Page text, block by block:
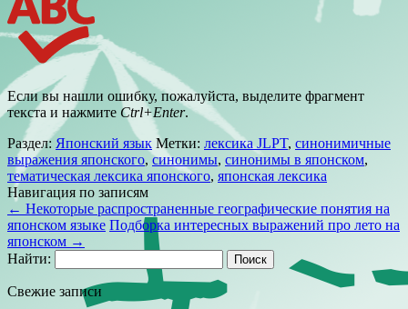
Если вы нашли ошибку, пожалуйста, выделите фрагмент
текста и нажмите Ctrl+Enter.
Раздел: Японский язык Метки: лексика JLPT, синонимичные
выражения японского, синонимы, синонимы в японском,
тематическая лексика японского, японская лексика
Навигация по записям
← Некоторые распространенные географические понятия на
японском языке Подборка интересных выражений про лето на
японском →
Найти:
Свежие записи